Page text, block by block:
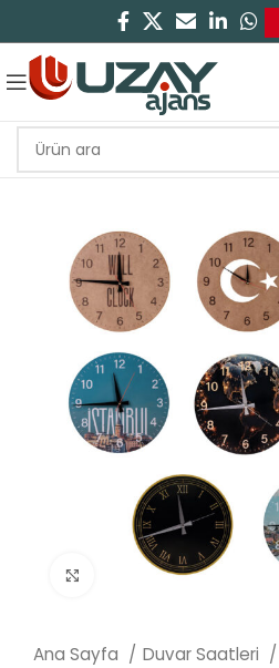
Click to enlarge
Ana Sayfa
Duvar Saatleri